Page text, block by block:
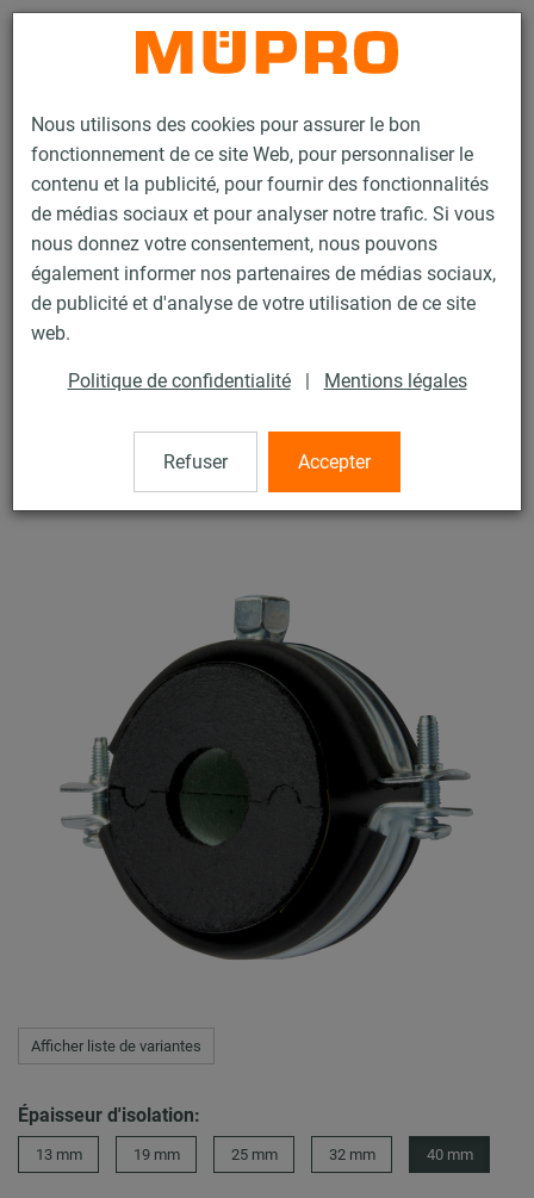
Nous utilisons des cookies pour assurer le bon
fonctionnement de ce site Web, pour personnaliser le
contenu et la publicité, pour fournir des fonctionnalités
de médias sociaux et pour analyser notre trafic. Si vous
nous donnez votre consentement, nous pouvons
également informer nos partenaires de médias sociaux,
de publicité et d'analyse de votre utilisation de ce site
web.
Politique de confidentialité | Mentions légales
Refuser Accepter
Contact
Produits Technique de fixation
Colliers
Collier coquille ÉCOLIGHT®
Collier coquille ÉCOLIGHT®
Collier Ecolight 48/40
Afficher liste de variantes
Épaisseur d'isolation:
13 mm 19 mm 25 mm 32 mm 40 mm